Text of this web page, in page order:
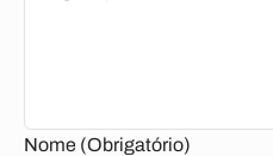
Nome (Obrigatório)